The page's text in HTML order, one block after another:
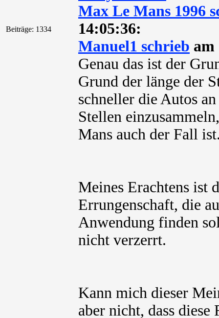
Beiträge: 1334
Max Le Mans 1996
14:05:36:
Manuel1 schrieb am
Genau das ist der
Grund der länge der
schneller die Autos
Stellen
Mans auch der Fall
Meines Erachtens ist
Errungenschaft, die
Anwendung finden
nicht verzerrt.
Kann mich dieser
aber nicht, dass diese